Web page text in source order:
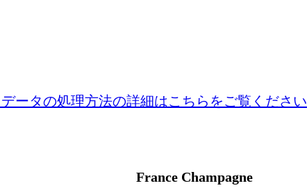
ータの処理方法の詳細はこちらをご覧ください
France Champagne